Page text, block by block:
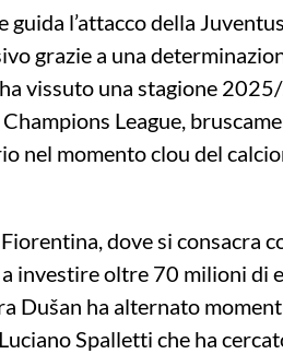
l’attacco della
grazie a una
vissuto una stagione
League,
nel momento clou del
dove si consacra
investire oltre 70 milioni di
Dušan ha alternato
Spalletti che ha